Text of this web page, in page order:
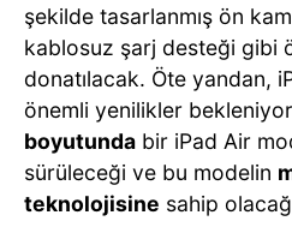
şekilde tasarlanmış ön
kablosuz şarj desteği gibi
donatılacak. Öte yandan,
önemli yenilikler
boyutunda bir iPad Air
sürüleceği ve bu modelin
teknolojisine sahip